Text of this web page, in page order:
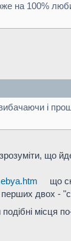
на 100%
і
що
що
двох -
місця